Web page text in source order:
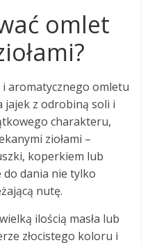
omlet
aromatycznego omletu
jajek z odrobiną soli i
charakteru,
ziołami –
koperkiem lub
do dania nie tylko
nutę.
ilością masła lub
złocistego koloru i